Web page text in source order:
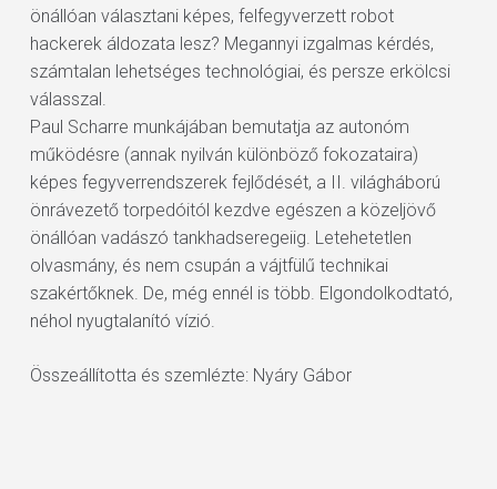
önállóan választani képes, felfegyverzett robot
hackerek áldozata lesz? Megannyi izgalmas kérdés,
számtalan lehetséges technológiai, és persze erkölcsi
válasszal.
Paul Scharre munkájában bemutatja az autonóm
működésre (annak nyilván különböző fokozataira)
képes fegyverrendszerek fejlődését, a II. világháború
önrávezető torpedóitól kezdve egészen a közeljövő
önállóan vadászó tankhadseregeiig. Letehetetlen
olvasmány, és nem csupán a vájtfülű technikai
szakértőknek. De, még ennél is több. Elgondolkodtató,
néhol nyugtalanító vízió.
Összeállította és szemlézte: Nyáry Gábor